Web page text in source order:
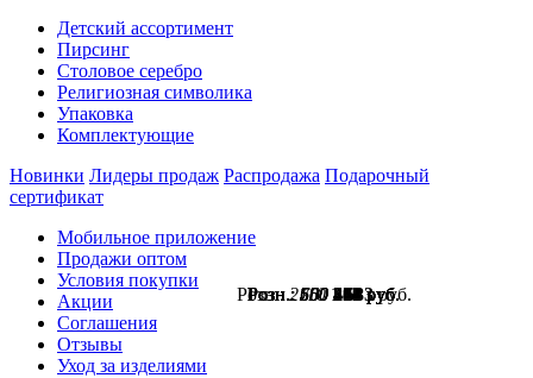
Розн.:2110 1 583руб.
Розн.:550 413руб.
Розн.:650 488руб.
Розн.:500 260руб.
Розн.:550 281руб.
Розн.:500 375руб.
Розн.:700 525руб.
Детский ассортимент
Пирсинг
Столовое серебро
Религиозная символика
Упаковка
Комплектующие
Новинки Лидеры продаж Распродажа Подарочный
сертификат
Мобильное приложение
Продажи оптом
Условия покупки
Акции
Соглашения
Отзывы
Уход за изделиями